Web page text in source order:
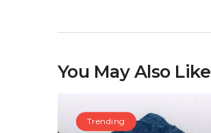
You May Also Like
Trending